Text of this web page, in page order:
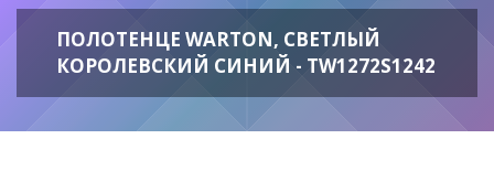
ПОЛОТЕНЦЕ WARTON, СВЕТЛЫЙ
КОРОЛЕВСКИЙ СИНИЙ - TW1272S1242